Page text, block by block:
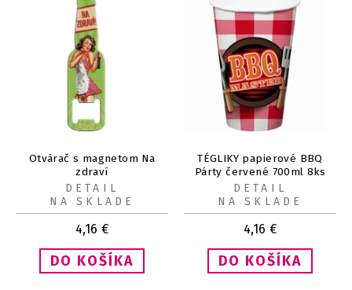
Otvárač s magnetom Na
zdraví
4,16 €
DETAIL
NA SKLADE
TÉGLIKY papierové BBQ
Párty červené 700ml 8ks
4,16 €
DETAIL
NA SKLADE